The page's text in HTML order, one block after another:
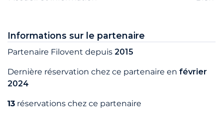
Informations sur le partenaire
Partenaire Filovent depuis 2015
Dernière réservation chez ce partenaire en février
2024
13 réservations chez ce partenaire